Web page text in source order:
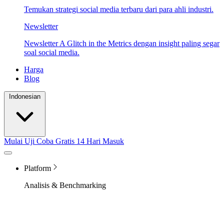
Temukan strategi social media terbaru dari para ahli industri.
Newsletter
Newsletter A Glitch in the Metrics dengan insight paling segar
soal social media.
Harga
Blog
Mulai Uji Coba Gratis 14 Hari Masuk
Platform
Analisis & Benchmarking